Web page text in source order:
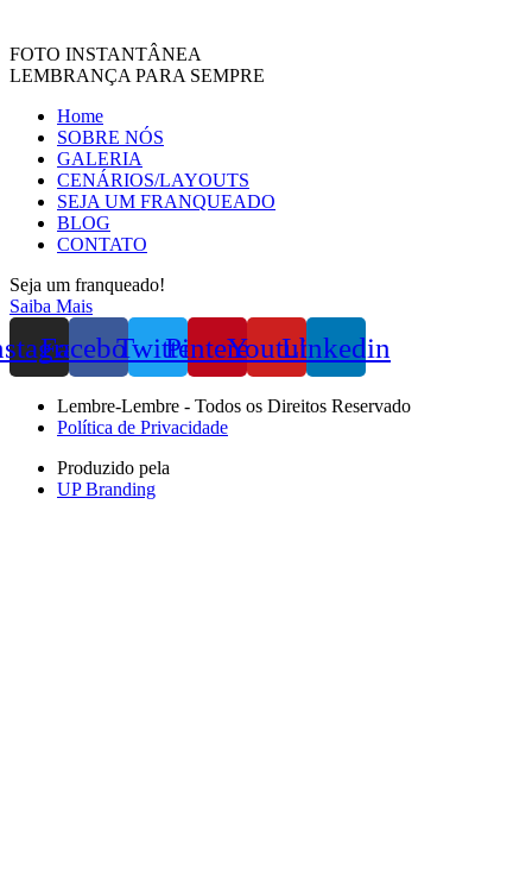
FOTO INSTANTÂNEA
LEMBRANÇA PARA SEMPRE
Home
SOBRE NÓS
GALERIA
CENÁRIOS/LAYOUTS
SEJA UM FRANQUEADO
BLOG
CONTATO
Seja um franqueado!
Saiba Mais
FacebookTwitterPinterestYoutubeLinkedin
Lembre-Lembre - Todos os Direitos Reservado
Política de Privacidade
Produzido pela
UP Branding